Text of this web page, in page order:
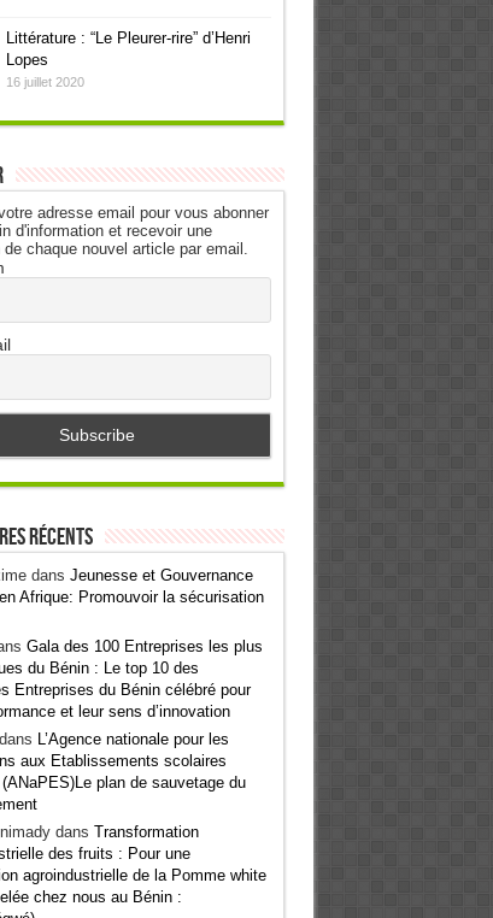
Littérature : “Le Pleurer-rire” d’Henri
Lopes
16 juillet 2020
adresse email pour vous abonner
d'information et recevoir une
chaque nouvel article par email.
récents
dans Jeunesse et Gouvernance
Afrique: Promouvoir la sécurisation
Gala des 100 Entreprises les plus
du Bénin : Le top 10 des
Entreprises du Bénin célébré pour
et leur sens d’innovation
L’Agence nationale pour les
aux Etablissements scolaires
plan de sauvetage du
dans Transformation
des fruits : Pour une
agroindustrielle de la Pomme white
chez nous au Bénin :